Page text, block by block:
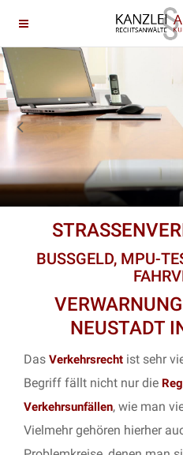
BUSSGELD, MPU-
NEUSTADT
Das Verkehrsrecht ist sehr
Begriff fällt nicht nur die
Verkehrsunfällen, wie man
Vielmehr gehören hierher